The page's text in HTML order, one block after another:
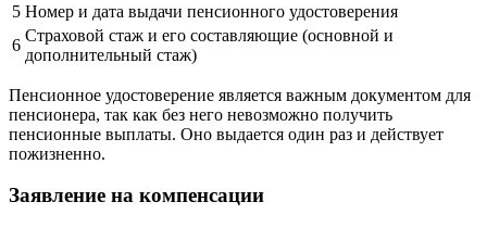
5 Номер и дата выдачи пенсионного удостоверения
6
Страховой стаж и его составляющие (основной и
дополнительный стаж)
Пенсионное удостоверение является важным документом для
пенсионера, так как без него невозможно получить
пенсионные выплаты. Оно выдается один раз и действует
пожизненно.
Заявление на компенсации